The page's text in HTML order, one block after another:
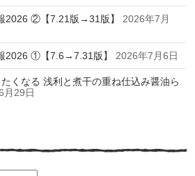
2026 ②【7.21版→31版】
2026年7月
2026 ①【7.6→7.31版】 2026年7月6日
くなる 浅利と煮干の重ね仕込み醤油ら
月29日